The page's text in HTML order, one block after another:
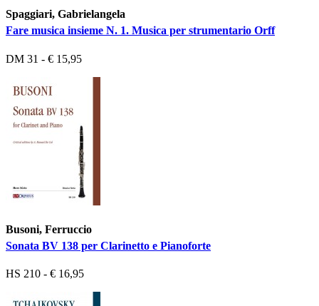
Spaggiari, Gabrielangela
Fare musica insieme N. 1. Musica per strumentario Orff
DM 31 - € 15,95
Busoni, Ferruccio
Sonata BV 138 per Clarinetto e Pianoforte
HS 210 - € 16,95